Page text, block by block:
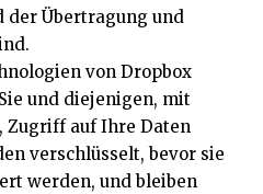
der Übertragung und
von Dropbox
und diejenigen, mit
Zugriff auf Ihre Daten
verschlüsselt, bevor sie
werden, und bleiben